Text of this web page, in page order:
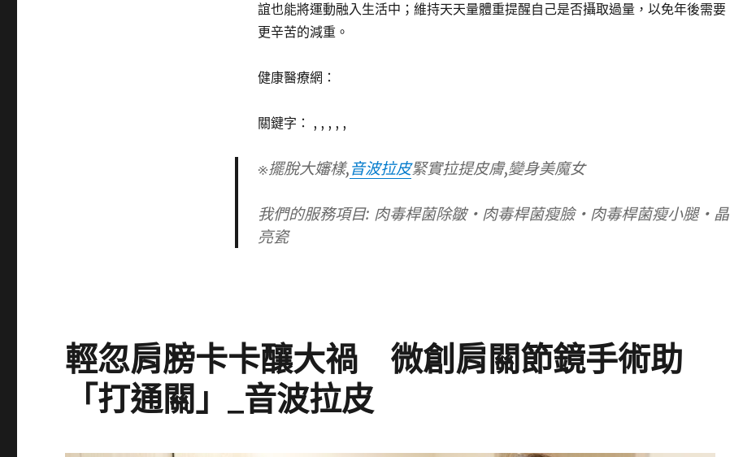
誼也能將運動融入生活中；維持天天量體重提醒自己是否攝取過量，以免年後需要
更辛苦的減重。
健康醫療網：
關鍵字： , , , , ,
※擺脫大嬸樣,音波拉皮緊實拉提皮膚,變身美魔女
我們的服務項目: 肉毒桿菌除皺‧肉毒桿菌瘦臉‧肉毒桿菌瘦小腿‧晶
亮瓷
輕忽肩膀卡卡釀大禍 微創肩關節鏡手術助
「打通關」_音波拉皮